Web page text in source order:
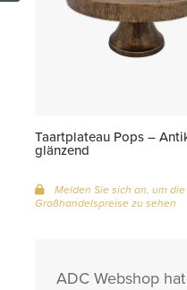
Taartplateau Pops –
glänzend
Melden Sie sich an, um die
Großhandelspreise zu sehen
ADC Webshop